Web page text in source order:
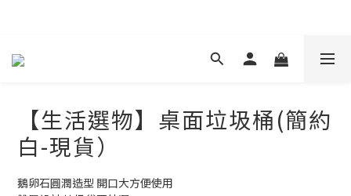
【生活選物】桌面垃圾桶(簡約
白-現貨）
鵝卵石圓潤造型 開口大方便使用